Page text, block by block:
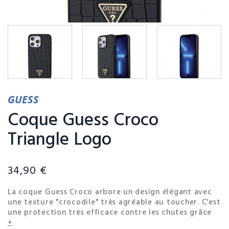
GUESS
Coque Guess Croco
Triangle Logo
34,90 €
La coque Guess Croco arbore un design élégant avec
une texture "crocodile" très agréable au toucher. C'est
une protection très efficace contre les chutes grâce
au fait que les bords de la coque sont légèrement
+